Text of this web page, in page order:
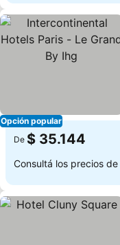
Opción popular
De $ 35.144
Consultá los precios de